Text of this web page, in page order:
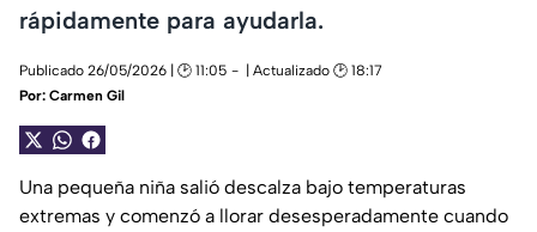
rápidamente para ayudarla.
Publicado 26/05/2026 | 🕑 11:05
| Actualizado 🕑 18:17
Por: Carmen Gil
Una pequeña niña salió descalza bajo temperaturas
extremas y comenzó a llorar desesperadamente cuando